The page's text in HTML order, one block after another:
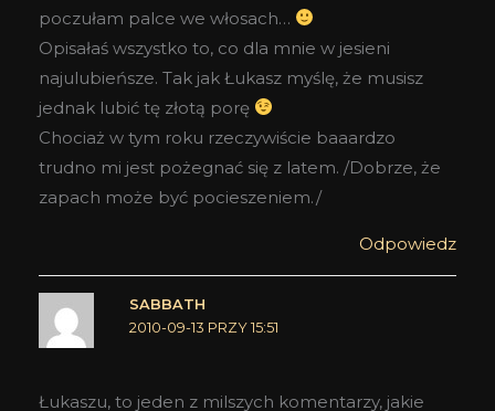
poczułam palce we włosach…
Opisałaś wszystko to, co dla mnie w jesieni
najulubieńsze. Tak jak Łukasz myślę, że musisz
jednak lubić tę złotą porę
Chociaż w tym roku rzeczywiście baaardzo
trudno mi jest pożegnać się z latem. /Dobrze, że
zapach może być pocieszeniem./
Odpowiedz
SABBATH
2010-09-13 PRZY 15:51
Łukaszu, to jeden z milszych komentarzy, jakie